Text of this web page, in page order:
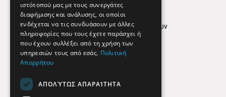
Όροι Χρήσης
Πολιτική προστασίας δεδομένων
Findhere
Social Media
ιστότοπού μας με τους συνεργάτες
διαφήμισης και ανάλυσης, οι οποίοι
ενδέχεται να τις συνδυάσουν με άλλες
πληροφορίες που τους έχετε παράσχει ή
που έχουν συλλέξει από τη χρήση των
υπηρεσιών τους από εσάς. Πολιτική
Απορρήτου
ΑΠΟΛΎΤΩΣ ΑΠΑΡΑΊΤΗΤΑ